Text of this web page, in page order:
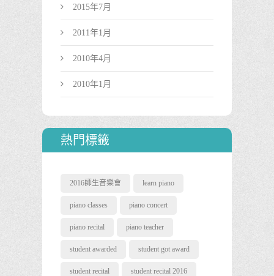
2015年7月
2011年1月
2010年4月
2010年1月
熱門標籤
2016師生音樂會 learn piano
piano classes piano concert
piano recital piano teacher
student awarded student got award
student recital student recital 2016